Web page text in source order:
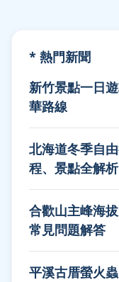
* 熱門新聞
新竹景點一日
華路線
北海道冬季自
程、景點全解析
合歡山主峰海
常見問題解答
平溪古厝螢火